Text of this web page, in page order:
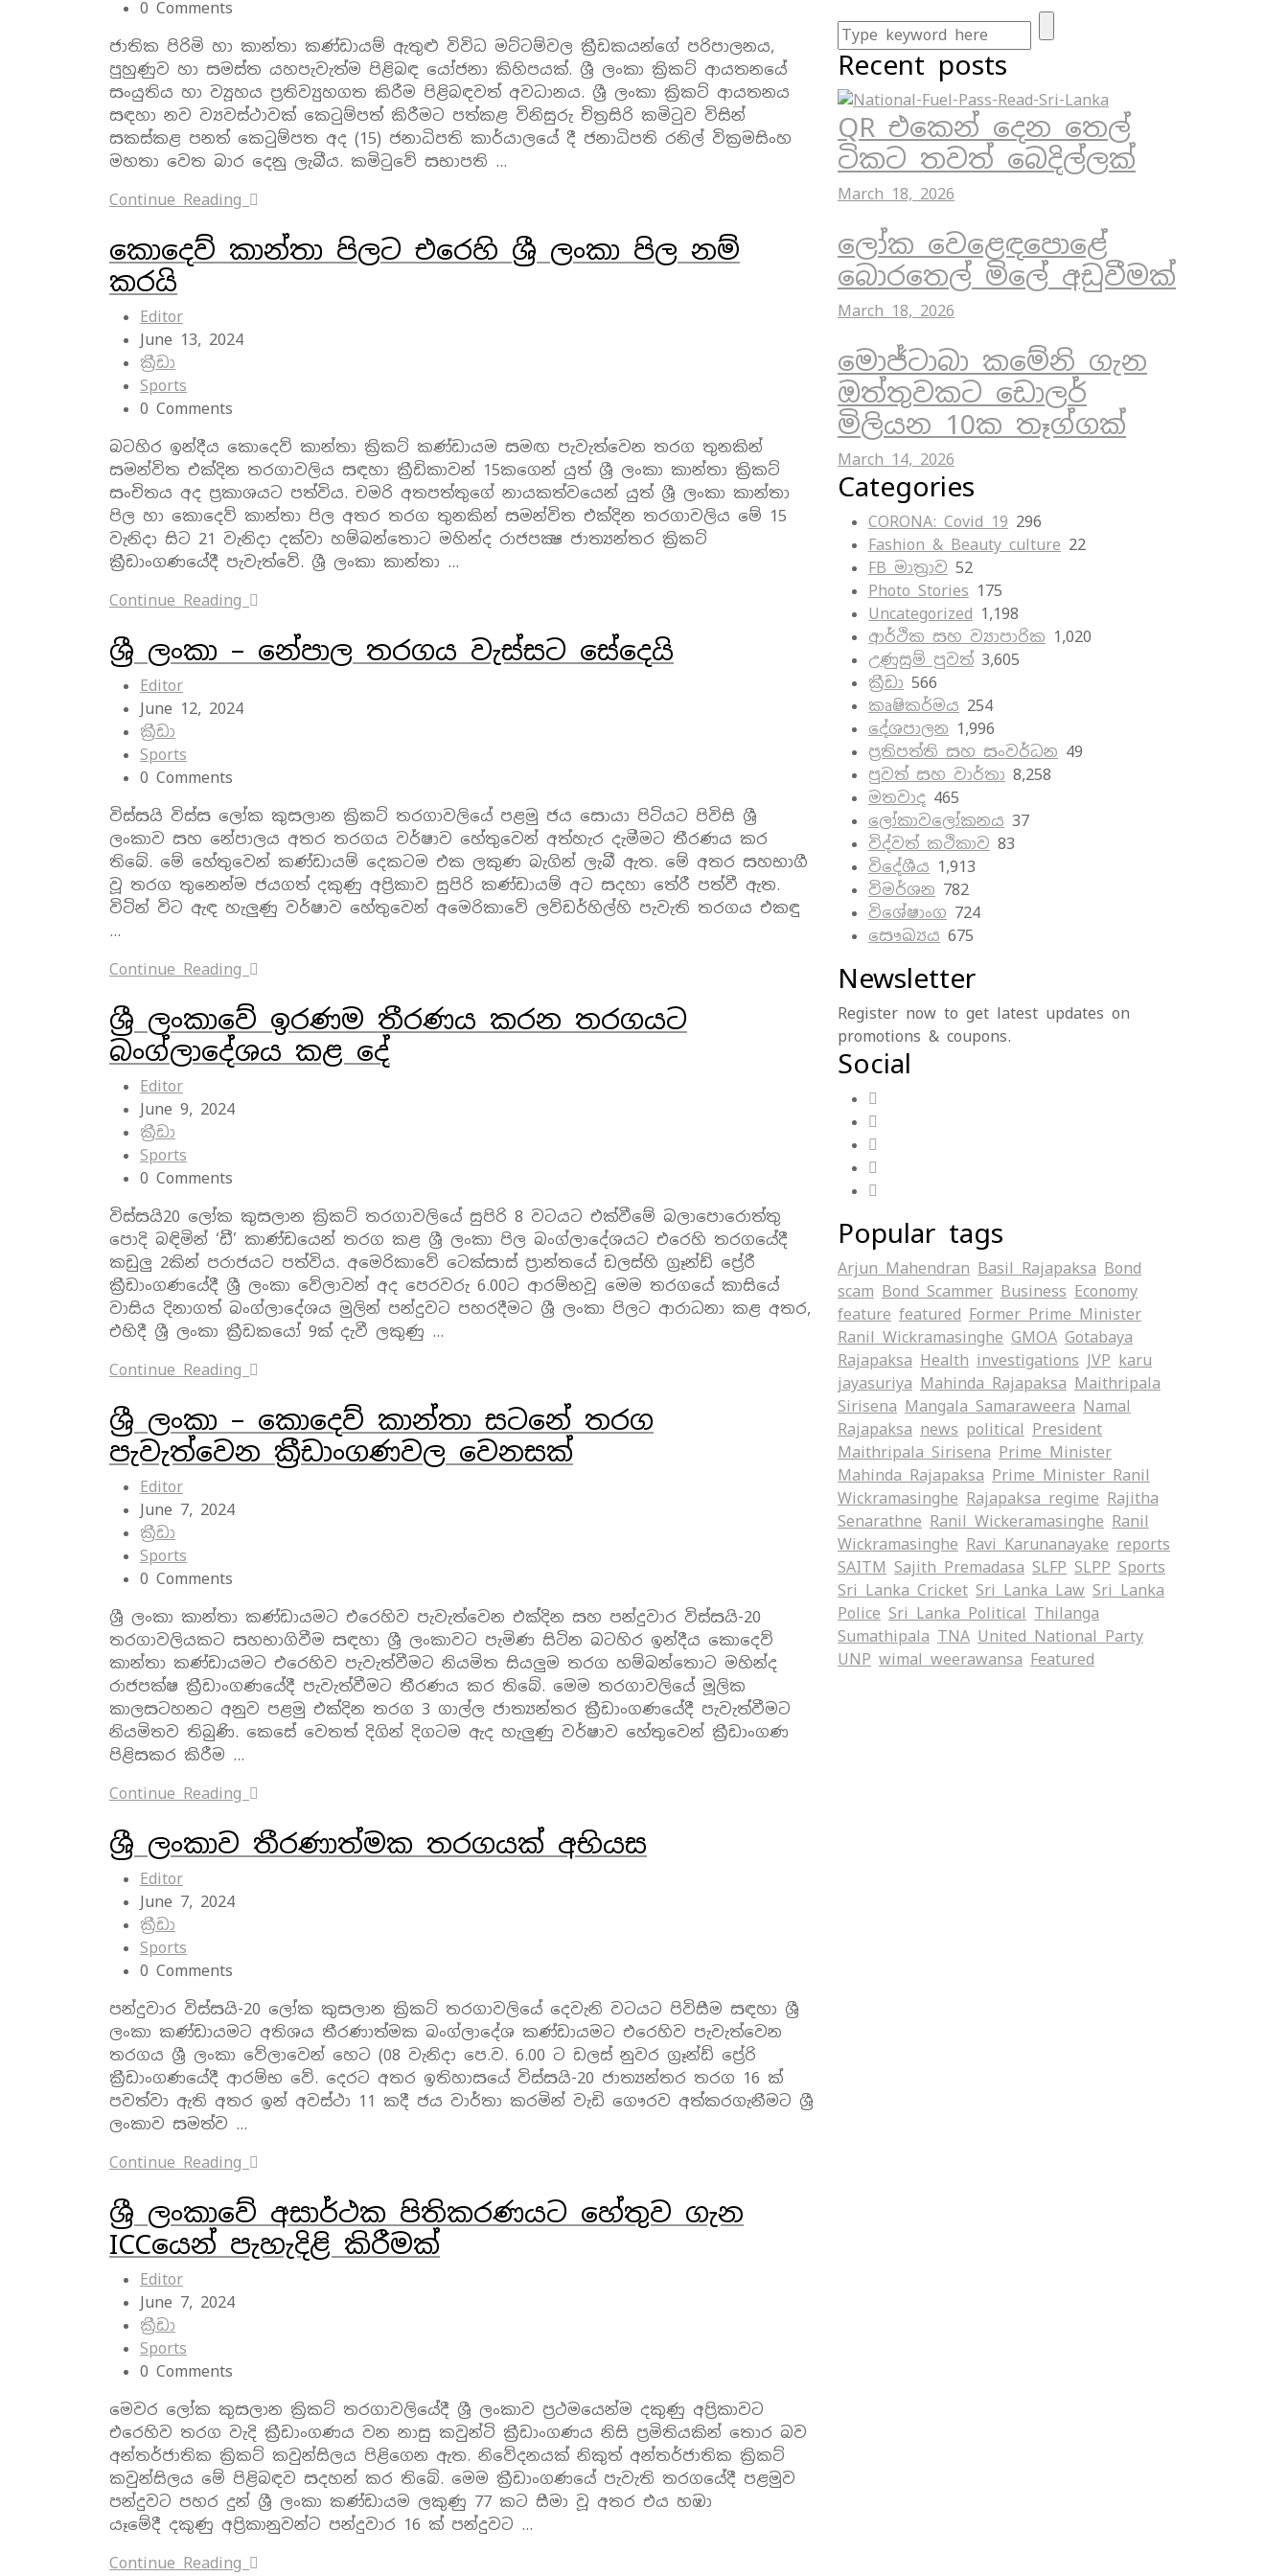
0 Comments
ජාතික පිරිමි හා කාන්තා කණ්ඩායම් ඇතුළු විවිධ මට්ටම්වල ක්‍රීඩකයන්ගේ පරිපාලනය,
පුහුණුව හා සමස්ත යහපැවැත්ම පිළිබඳ යෝජනා කිහිපයක්. ශ්‍රී ලංකා ක්‍රිකට් ආයතනයේ
සංයුතිය හා ව්‍යූහය ප්‍රතිව්‍යුහගත කිරීම පිළිබඳවත් අවධානය. ශ්‍රී ලංකා ක්‍රිකට් ආයතනය
සඳහා නව ව්‍යවස්ථාවක් කෙටුම්පත් කිරීමට පත්කළ විනිසුරු චිත්‍රසිරි කමිටුව විසින්
සකස්කළ පනත් කෙටුම්පත අද (15) ජනාධිපති කාර්යාලයේ දී ජනාධිපති රනිල් වික්‍රමසිංහ
මහතා වෙත බාර දෙනු ලැබීය. කමිටුවේ සභාපති …
Continue Reading
කොදෙව් කාන්තා පිලට එරෙහි ශ්‍රී ලංකා පිල නම්
කරයි
Editor
June 13, 2024
ක්‍රීඩා
Sports
0 Comments
බටහිර ඉන්දීය කොදෙව් කාන්තා ක්‍රිකට් කණ්ඩායම සමඟ පැවැත්වෙන තරග තුනකින්
සමන්විත එක්දින තරගාවලිය සඳහා ක්‍රීඩිකාවන් 15කගෙන් යුත් ශ්‍රී ලංකා කාන්තා ක්‍රිකට්
සංචිතය අද ප්‍රකාශයට පත්විය. චමරි අතපත්තුගේ නායකත්වයෙන් යුත් ශ්‍රී ලංකා කාන්තා
පිල හා කොදෙව් කාන්තා පිල අතර තරග තුනකින් සමන්විත එක්දින තරගාවලිය මේ 15
වැනිදා සිට 21 වැනිදා දක්වා හම්බන්තොට මහින්ද රාජපක්‍ෂ ජාත්‍යන්තර ක්‍රිකට්
ක්‍රීඩාංගණයේදී පැවැත්වේ. ශ්‍රී ලංකා කාන්තා …
Continue Reading
ශ්‍රී ලංකා – නේපාල තරගය වැස්සට සේදෙයි
Editor
June 12, 2024
ක්‍රීඩා
Sports
0 Comments
විස්සයි විස්ස ලෝක කුසලාන ක්‍රිකට් තරගාවලියේ පළමු ජය සොයා පිටියට පිවිසි ශ්‍රී
ලංකාව සහ නේපාලය අතර තරගය වර්ෂාව හේතුවෙන් අත්හැර දැමීමට තීරණය කර
තිබේ. මේ හේතුවෙන් කණ්ඩායම් දෙකටම එක ලකුණ බැගින් ලැබී ඇත. මේ අතර සහභාගී
වූ තරග තුනෙන්ම ජයගත් දකුණු අප්‍රිකාව සුපිරි කණ්ඩායම් අට සදහා තේරී පත්වී ඇත.
විටින් විට ඇඳ හැලුණු වර්ෂාව හේතුවෙන් අමෙරිකාවේ ලව්ඩර්හිල්හි පැවැති තරගය එකඳු
…
Continue Reading
ශ්‍රී ලංකාවේ ඉරණම තීරණය කරන තරගයට
බංග්ලාදේශය කළ දේ
Editor
June 9, 2024
ක්‍රීඩා
Sports
0 Comments
විස්සයි20 ලෝක කුසලාන ක්‍රිකට් තරගාවලියේ සුපිරි 8 වටයට එක්වීමේ බලාපොරොත්තු
පොදි බඳිමින් ‘ඩී’ කාණ්ඩයෙන් තරග කළ ශ්‍රී ලංකා පිල බංග්ලාදේශයට එරෙහි තරගයේදී
කඩුලු 2කින් පරාජයට පත්විය. අමෙරිකාවේ ටෙක්සාස් ප්‍රාන්තයේ ඩලස්හි ග්‍රෑන්ඩ් ප්‍රේරී
ක්‍රීඩාංගණයේදී ශ්‍රී ලංකා වේලාවන් අද පෙරවරු 6.00ට ආරම්භවූ මෙම තරගයේ කාසියේ
වාසිය දිනාගත් බංග්ලාදේශය මුලින් පන්දුවට පහරදීමට ශ්‍රී ලංකා පිලට ආරාධනා කළ අතර,
එහිදී ශ්‍රී ලංකා ක්‍රීඩකයෝ 9ක් දැවී ලකුණු …
Continue Reading
ශ්‍රී ලංකා – කොදෙව් කාන්තා සටනේ තරග
පැවැත්වෙන ක්‍රීඩාංගණවල වෙනසක්
Editor
June 7, 2024
ක්‍රීඩා
Sports
0 Comments
ශ්‍රී ලංකා කාන්තා කණ්ඩායමට එරෙහිව පැවැත්වෙන එක්දින සහ පන්දුවාර විස්සයි-20
තරගාවලියකට සහභාගිවීම සඳහා ශ්‍රී ලංකාවට පැමිණ සිටින බටහිර ඉන්දීය කොදෙව්
කාන්තා කණ්ඩායමට එරෙහිව පැවැත්වීමට නියමිත සියලුම තරග හම්බන්තොට මහින්ද
රාජපක්ෂ ක්‍රීඩාංගණයේදී පැවැත්වීමට තීරණය කර තිබේ. මෙම තරගාවලියේ මූලික
කාලසටහනට අනුව පළමු එක්දින තරග 3 ගාල්ල ජාත්‍යන්තර ක්‍රීඩාංගණයේදී පැවැත්වීමට
නියමිතව තිබුණි. කෙසේ වෙතත් දිගින් දිගටම ඇද හැලුණු වර්ෂාව හේතුවෙන් ක්‍රීඩාංගණ
පිළිසකර කිරීම …
Continue Reading
ශ්‍රී ලංකාව තීරණාත්මක තරගයක් අභියස
Editor
June 7, 2024
ක්‍රීඩා
Sports
0 Comments
පන්දුවාර විස්සයි-20 ලෝක කුසලාන ක්‍රිකට් තරගාවලියේ දෙවැනි වටයට පිවිසීම සඳහා ශ්‍රී
ලංකා කණ්ඩායමට අතිශය තීරණාත්මක බංග්ලාදේශ කණ්ඩායමට එරෙහිව පැවැත්වෙන
තරගය ශ්‍රී ලංකා වේලාවෙන් හෙට (08 වැනිදා පෙ.ව. 6.00 ට ඩලස් නුවර ග්‍රෑන්ඩ් ප්‍රේරි
ක්‍රීඩාංගණයේදී ආරම්භ වේ. දෙරට අතර ඉතිහාසයේ විස්සයි-20 ජාත්‍යන්තර තරග 16 ක්
පවත්වා ඇති අතර ඉන් අවස්ථා 11 කදී ජය වාර්තා කරමින් වැඩි ගෞරව අත්කරගැනීමට ශ්‍රී
ලංකාව සමත්ව …
Continue Reading
ශ්‍රී ලංකාවේ අසාර්ථක පිතිකරණයට හේතුව ගැන
ICCයෙන් පැහැදිළි කිරීමක්
Editor
June 7, 2024
ක්‍රීඩා
Sports
0 Comments
මෙවර ලෝක කුසලාන ක්‍රිකට් තරගාවලියේදී ශ්‍රී ලංකාව ප්‍රථමයෙන්ම දකුණු අප්‍රිකාවට
එරෙහිව තරග වැදි ක්‍රීඩාංගණය වන නාසු කවුන්ටි ක්‍රීඩාංගණය නිසි ප්‍රමිතියකින් තොර බව
අන්තර්ජාතික ක්‍රිකට් කවුන්සිලය පිළිගෙන ඇත. නිවේදනයක් නිකුත් අන්තර්ජාතික ක්‍රිකට්
කවුන්සිලය මේ පිළිබඳව සදහන් කර තිබේ. මෙම ක්‍රීඩාංගණයේ පැවැති තරගයේදී පළමුව
පන්දුවට පහර දුන් ශ්‍රී ලංකා කණ්ඩායම ලකුණු 77 කට සීමා වූ අතර එය හඹා
යෑමේදී දකුණු අප්‍රිකානුවන්ට පන්දුවාර 16 ක් පන්දුවට …
Continue Reading
Recent posts
QR එකෙන් දෙන තෙල්
ටිකට තවත් බෙදිල්ලක්
March 18, 2026
ලෝක වෙළෙඳපොළේ
බොරතෙල් මිලේ අඩුවීමක්
March 18, 2026
මොජ්ටාබා කමේනි ගැන
ඔත්තුවකට ඩොලර්
මිලියන 10ක තෑග්ගක්
March 14, 2026
Categories
CORONA: Covid 19 296
Fashion & Beauty culture 22
FB මාත්‍රාව 52
Photo Stories 175
Uncategorized 1,198
ආර්ථික සහ ව්‍යාපාරික 1,020
උණුසුම් පුවත් 3,605
ක්‍රීඩා 566
කෘෂිකර්මය 254
දේශපාලන 1,996
ප්‍රතිපත්ති සහ සංවර්ධන 49
පුවත් සහ වාර්තා 8,258
මතවාද 465
ලෝකාවලෝකනය 37
විද්වත් කථිකාව 83
විදේශීය 1,913
විමර්ශන 782
විශේෂාංග 724
සෞඛ්‍යය 675
Newsletter
Register now to get latest updates on
promotions & coupons.
Social
Popular tags
Arjun Mahendran Basil Rajapaksa Bond
scam Bond Scammer Business Economy
feature featured Former Prime Minister
Ranil Wickramasinghe GMOA Gotabaya
Rajapaksa Health investigations JVP karu
jayasuriya Mahinda Rajapaksa Maithripala
Sirisena Mangala Samaraweera Namal
Rajapaksa news political President
Maithripala Sirisena Prime Minister
Mahinda Rajapaksa Prime Minister Ranil
Wickramasinghe Rajapaksa regime Rajitha
Senarathne Ranil Wickeramasinghe Ranil
Wickramasinghe Ravi Karunanayake reports
SAITM Sajith Premadasa SLFP SLPP Sports
Sri Lanka Cricket Sri Lanka Law Sri Lanka
Police Sri Lanka Political Thilanga
Sumathipala TNA United National Party
UNP wimal weerawansa ‍Featured